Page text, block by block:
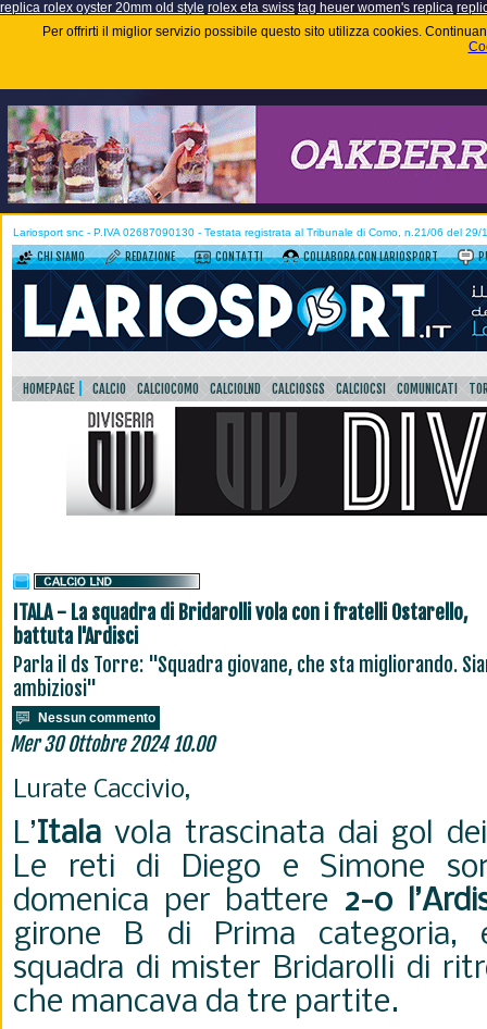
replica rolex oyster 20mm old style rolex eta swiss tag heuer women's replica
Per offrirti il miglior servizio possibile questo sito utilizza cookies.
Lariosport snc - P.IVA 02687090130 - Testata registrata al Tribunale di Como, n.21/06 del 29/
CHI SIAMO REDAZIONE CONTATTI COLLABORA CON LARIOSPORT
HOMEPAGE CALCIO CALCIOCOMO CALCIOLND CALCIOSGS CALCIOCSI COMUNICATI
ITALA - La squadra di Bridarolli vola con i fratelli Ostarello,
battuta l'Ardisci
Parla il ds Torre: "Squadra giovane, che sta migliorando.
ambiziosi"
Nessun commento
Mer 30 Ottobre 2024 10.00
Lurate Caccivio,
L’Itala vola trascinata dai gol dei
Le reti di Diego e Simone
domenica per battere 2-0
girone B di Prima categoria,
squadra di mister Bridarolli di
che mancava da tre partite.